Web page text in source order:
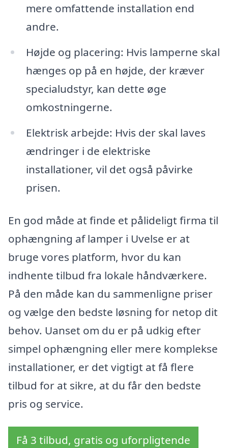
mere omfattende installation end
andre.
Højde og placering: Hvis lamperne skal
hænges op på en højde, der kræver
specialudstyr, kan dette øge
omkostningerne.
Elektrisk arbejde: Hvis der skal laves
ændringer i de elektriske
installationer, vil det også påvirke
prisen.
En god måde at finde et pålideligt firma til
ophængning af lamper i Uvelse er at
bruge vores platform, hvor du kan
indhente tilbud fra lokale håndværkere.
På den måde kan du sammenligne priser
og vælge den bedste løsning for netop dit
behov. Uanset om du er på udkig efter
simpel ophængning eller mere komplekse
installationer, er det vigtigt at få flere
tilbud for at sikre, at du får den bedste
pris og service.
Få 3 tilbud, gratis og uforpligtende